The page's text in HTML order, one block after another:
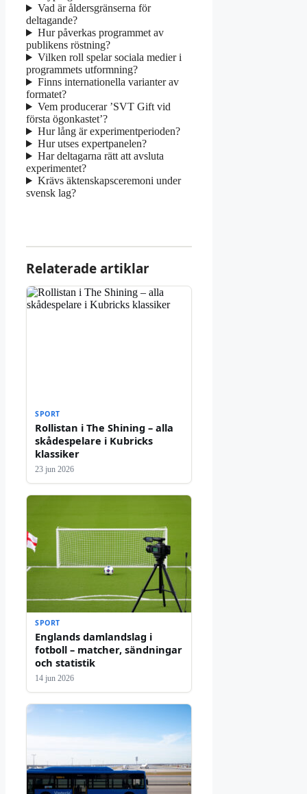
Vad är åldersgränserna för
deltagande?
Hur påverkas programmet av
publikens röstning?
Vilken roll spelar sociala medier i
programmets utformning?
Finns internationella varianter av
formatet?
Vem producerar ’SVT Gift vid
första ögonkastet’?
Hur lång är experimentperioden?
Hur utses expertpanelen?
Har deltagarna rätt att avsluta
experimentet?
Krävs äktenskapsceremoni under
svensk lag?
Relaterade artiklar
SPORT
Rollistan i The Shining – alla
skådespelare i Kubricks
klassiker
23 jun 2026
SPORT
Englands damlandslag i
fotboll – matcher, sändningar
och statistik
14 jun 2026